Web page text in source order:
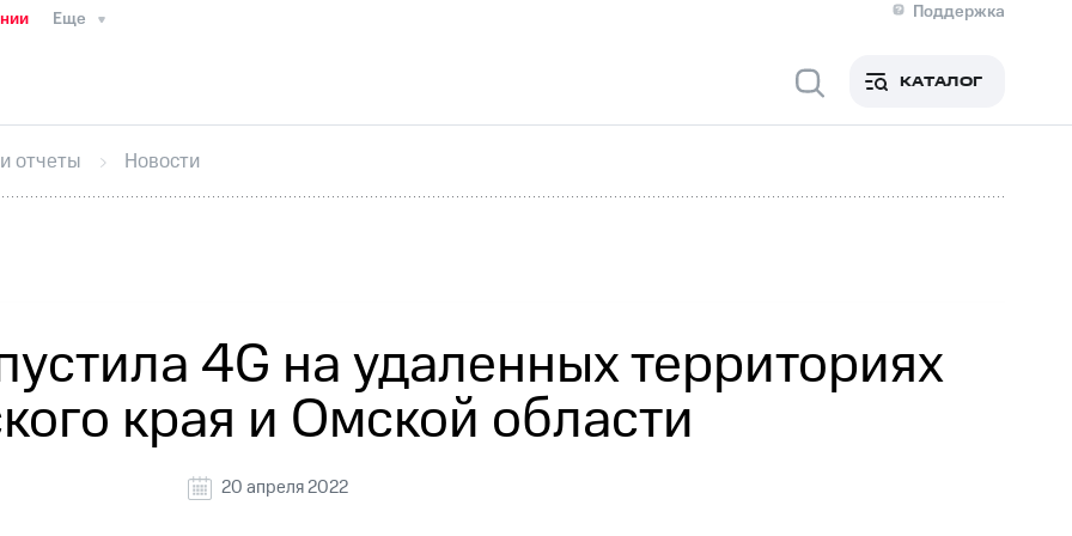
Еще
Поддержка
Медиа-центр
ИнтервьюФинансовая отчетностьКонтактыНовости в регионе
секретарьРаскрытие информации
кабинет акционераАкционерный капиталКонтроль и аудитРынок акций
КАТАЛОГ
отчеты Новости
4G на удаленных территориях
края и Омской области
20 апреля 2022